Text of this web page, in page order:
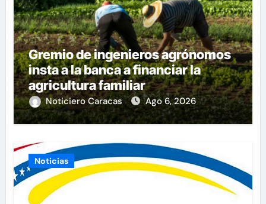
Gremio de ingenieros agrónomos
insta a la banca a financiar la
agricultura familiar
Noticiero Caracas Ago 6, 2026
Noticias